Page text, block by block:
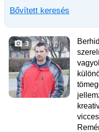
Bővített keresés
3